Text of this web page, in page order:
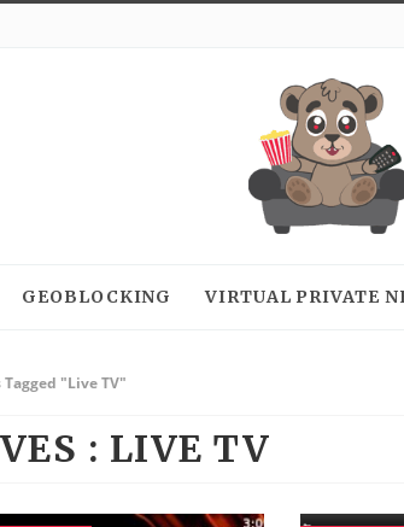
GEOBLOCKING VIRTUAL PRIVATE
Tagged "Live TV"
: LIVE TV